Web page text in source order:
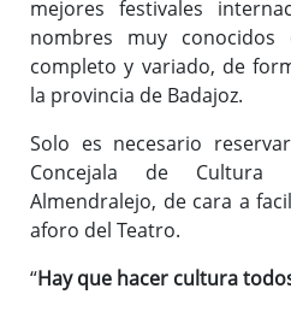
mejores festivales
nombres muy
completo y variado, de
la provincia de Badajoz.
Solo es necesario
Concejala de Cultura
Almendralejo, de cara a
aforo del Teatro.
“Hay que hacer cultura